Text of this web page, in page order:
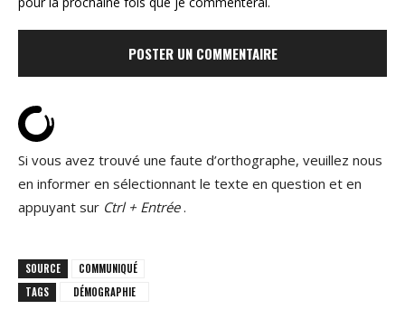
Si vous avez trouvé une faute d’orthographe, veuillez nous
en informer en sélectionnant le texte en question et en
appuyant sur Ctrl + Entrée.
SOURCE
COMMUNIQUÉ
TAGS
DÉMOGRAPHIE